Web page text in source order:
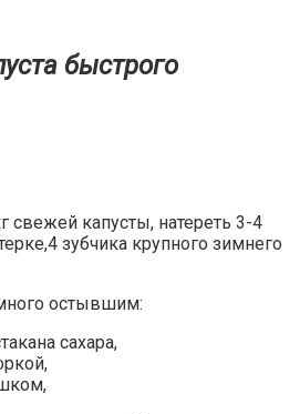
быстрого
свежей капусты, натереть 3-4
зубчика крупного зимнего
остывшим:
сахара,